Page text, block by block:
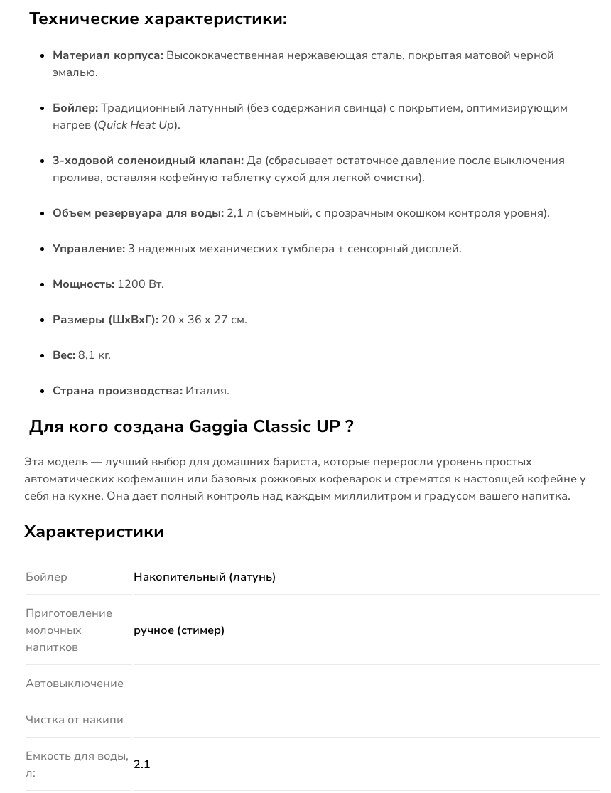
Технические характеристики:
Материал корпуса:Высококачественная нержавеющая сталь, покрытая матовой черной
эмалью.
Бойлер:Традиционный латунный (без содержания свинца) с покрытием, оптимизирующим
нагрев (Quick Heat Up).
3-ходовой соленоидный клапан:Да (сбрасывает остаточное давление после выключения
пролива, оставляя кофейную таблетку сухой для легкой очистки).
Объем резервуара для воды:2,1 л (съемный, с прозрачным окошком контроля уровня).
Управление:3 надежных механических тумблера + сенсорный дисплей.
Мощность:1200 Вт.
Размеры (ШхВхГ):20 x 36 x 27 см.
Вес:8,1 кг.
Страна производства:Италия.
Для кого создана Gaggia Classic UP ?
Эта модель — лучший выбор для домашних бариста, которые переросли уровень простых
автоматических кофемашин или базовых рожковых кофеварок и стремятся к настоящей кофейне у
себя на кухне. Она дает полный контроль над каждым миллилитром и градусом вашего напитка.
Характеристики
Бойлер Накопительный (латунь)
Приготовление
молочных
напитков
ручное (стимер)
Автовыключение
Чистка от накипи
Емкость для воды,
л:
2.1